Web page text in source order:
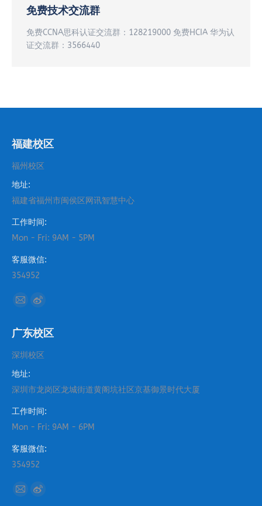
免费技术交流群
免费CCNA思科认证交流群：128219000 免费HCIA 华为认
证交流群：3566440
福建校区
福州校区
地址:
福建省福州市闽侯区网讯智慧中心
工作时间:
Mon - Fri: 9AM - 5PM
客服微信:
354952
找到我们：
Mail
opens
in
Weibo
opens
in
广东校区
深圳校区
地址:
深圳市龙岗区龙城街道黄阁坑社区京基御景时代大厦
工作时间:
Mon - Fri: 9AM - 6PM
客服微信:
354952
找到我们：
MailWeibo